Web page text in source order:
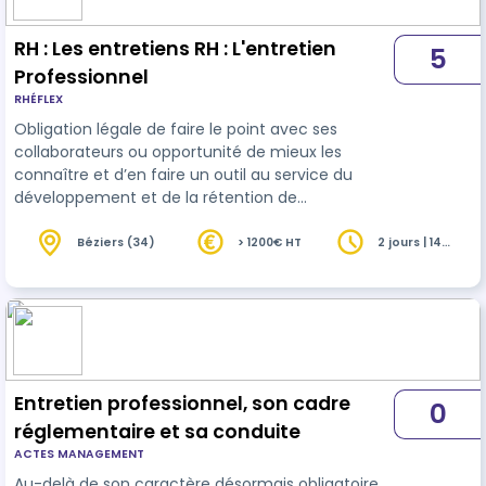
RH : Les entretiens RH : L'entretien
Professionnel
RHÉFLEX
Obligation légale de faire le point avec ses
collaborateurs ou opportunité de mieux les
connaître et d’en faire un outil au service du
développement et de la rétention de
obligation légale, mais aussi un moment privilégié
besoins et attentes des collaborateurs et leur
apporter des réponses au service de la marque
5
Béziers (34) > 1200€ HT
2 jours | 14
Entretien professionnel, son cadre
réglementaire et sa conduite
ACTES MANAGEMENT
0